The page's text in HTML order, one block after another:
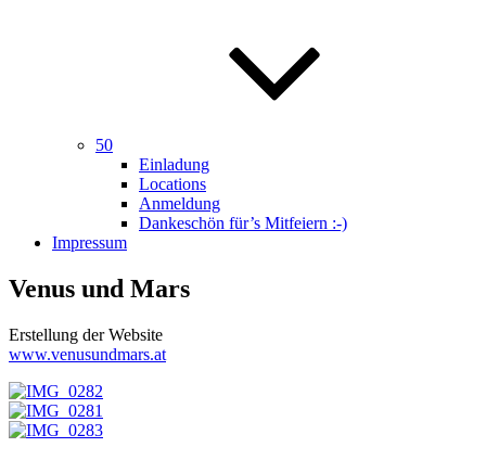
50
Einladung
Locations
Anmeldung
Dankeschön für’s Mitfeiern :-)
Impressum
Venus und Mars
Erstellung der Website
www.venusundmars.at